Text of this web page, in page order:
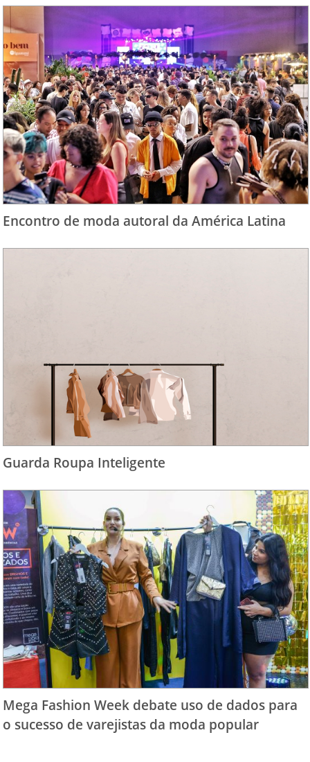
Encontro de moda autoral da América Latina
Guarda Roupa Inteligente
Mega Fashion Week debate uso de dados para
o sucesso de varejistas da moda popular